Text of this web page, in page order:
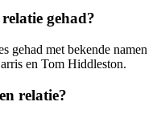
gehad?
gehad met bekende namen
en Tom Hiddleston.
relatie?